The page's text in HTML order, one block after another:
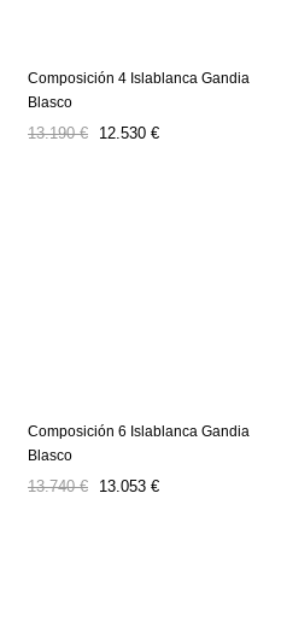
Composición 4 Islablanca Gandia
Blasco
Precio
13.190 € Precio
12.530 €
Composición 6 Islablanca Gandia
Blasco
Precio
13.740 € Precio
13.053 €